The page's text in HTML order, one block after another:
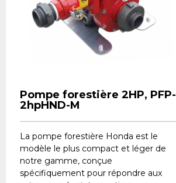
Pompe forestière 2HP, PFP-
2hpHND-M
La pompe forestière Honda est le
modèle le plus compact et léger de
notre gamme, conçue
spécifiquement pour répondre aux